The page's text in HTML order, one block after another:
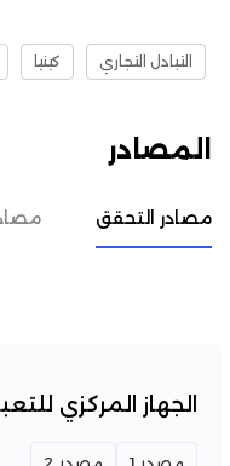
التبادل التجاري كينيا
المصادر
مصادر التحقق
الجهاز المركزي
مصدر 1 مصدر 2